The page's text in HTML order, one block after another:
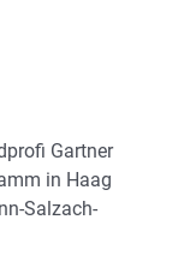
Gartner
in Haag
Salzach-